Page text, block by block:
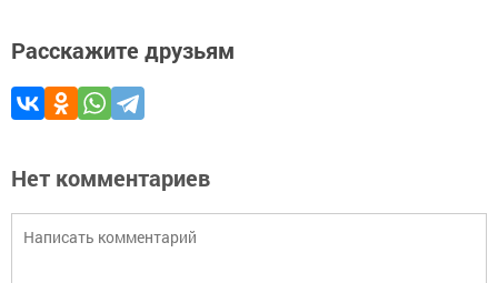
Расскажите друзьям
Нет комментариев